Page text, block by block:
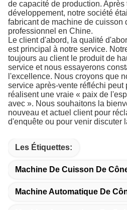
de capacité de production. Après
développement, notre société
fabricant de machine de cuisson
professionnel en Chine.
Le client d'abord, la qualité
est principal à notre service.
toujours au client le produit de
service et nous essayerons
l'excellence. Nous croyons que
service après-vente réfléchi peut
réalisent une vraie « paix de
avec ». Nous souhaitons la
nouveau et actuel client pour
d'enquête ou pour venir discuter
Les Étiquettes:
Machine De Cuisson De
Machine Automatique De